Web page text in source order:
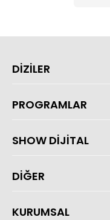
DİZİLER
PROGRAMLAR
SHOW DİJİTAL
DİĞER
KURUMSAL